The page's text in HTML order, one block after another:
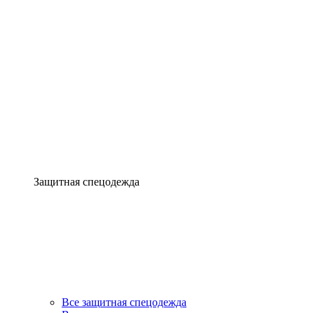
Защитная спецодежда
Все защитная спецодежда